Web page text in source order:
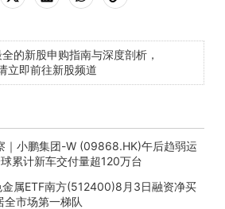
的新股申购指南与深度剖析，
立即前往新股频道
｜小鹏集团-W (09868.HK)午后趋弱运
累计新车交付量超120万台
金属ETF南方(512400)8月3日融资净买
市场第一梯队